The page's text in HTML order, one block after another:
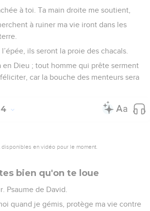
à toi. Ta main droite me soutient,
à ruiner ma vie iront dans les
ils seront la proie des chacals.
en Dieu ; tout homme qui prête serment
car la bouche des menteurs sera
en vidéo pour le moment.
bien qu'on te loue
Psaume de David.
quand je gémis, protège ma vie contre